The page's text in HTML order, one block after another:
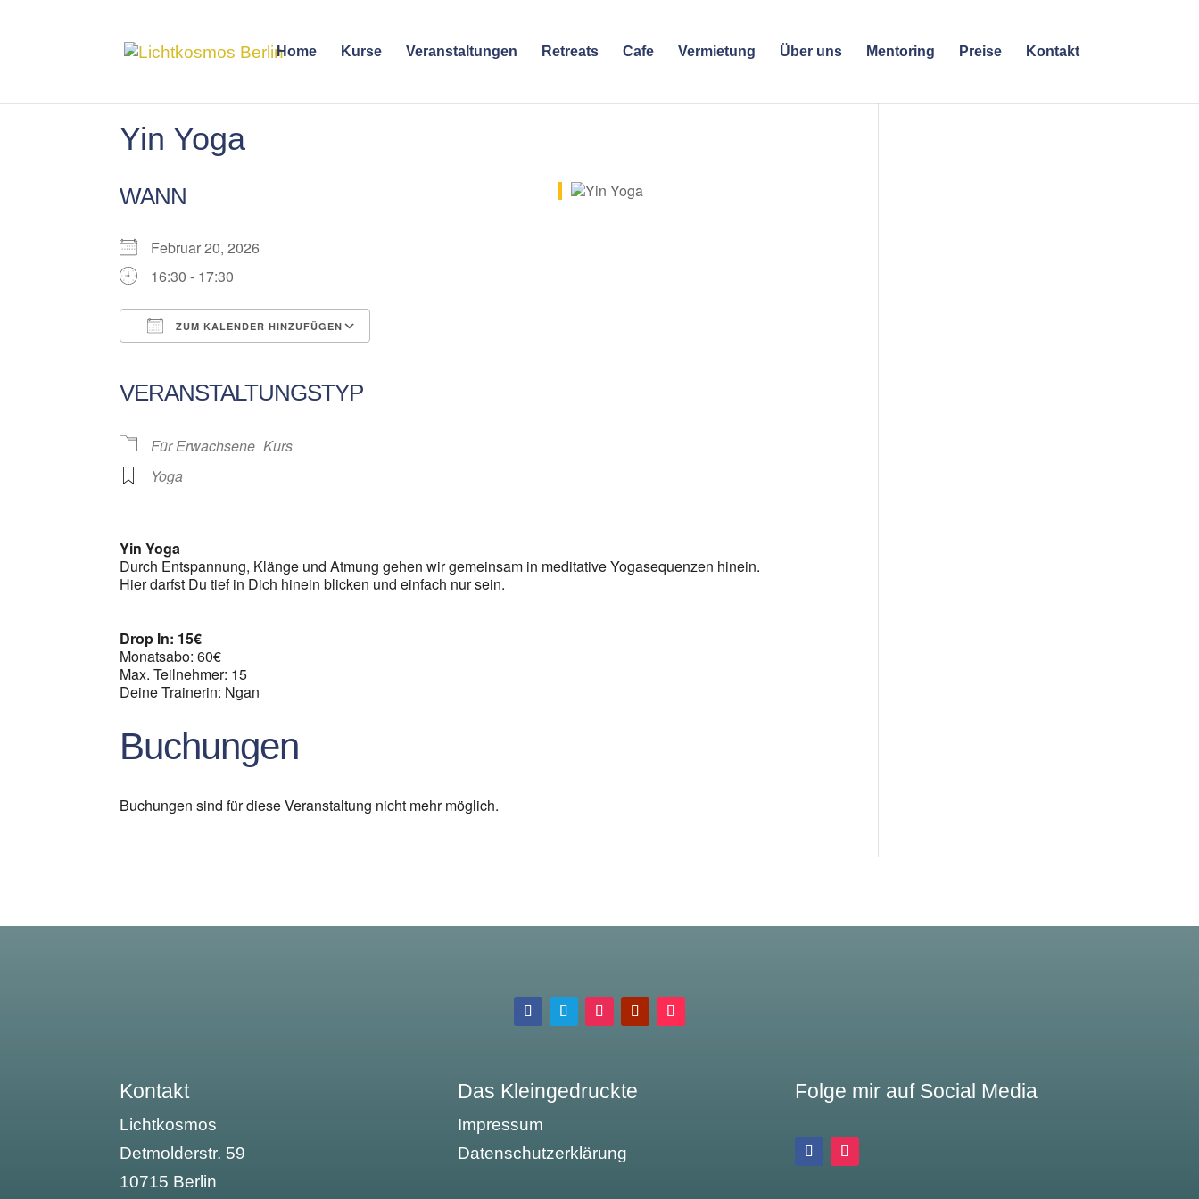
Home Kurse Veranstaltungen Retreats Cafe Vermietung Über uns Mentoring Preise Kontakt
Yin Yoga
WANN
Februar 20, 2026
16:30 - 17:30
ZUM KALENDER HINZUFÜGEN
VERANSTALTUNGSTYP
Für Erwachsene Kurs
Yoga
Yin Yoga
Durch Entspannung, Klänge und Atmung gehen wir gemeinsam in meditative Yogasequenzen hinein.
Hier darfst Du tief in Dich hinein blicken und einfach nur sein.
Drop In: 15€
Monatsabo: 60€
Max. Teilnehmer: 15
Deine Trainerin: Ngan
Buchungen
Buchungen sind für diese Veranstaltung nicht mehr möglich.
Kontakt
Lichtkosmos
Detmolderstr. 59
10715 Berlin
Das Kleingedruckte
Impressum
Datenschutzerklärung
Folge mir auf Social Media